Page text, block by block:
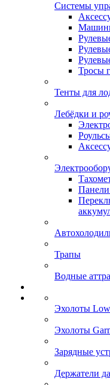
Системы
Тросы
Тенты для
Лебёдки и
Панели
Трапы
Водные
Эхолоты
Эхолоты
Зарядные
Держатели